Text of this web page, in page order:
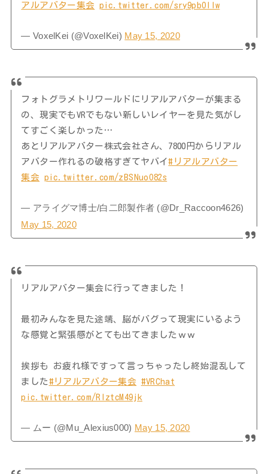
アルアバター集会 pic.twitter.com/sry9pbOlIw
— VoxelKei (@VoxelKei) May 15, 2020
フォトグラメトリワールドにリアルアバターが集まる
の、現実でもVRでもない新しいレイヤーを見た気がし
てすごく楽しかった…
あとリアルアバター株式会社さん、7800円からリアル
アバター作れるの破格すぎてヤバイ#リアルアバター
集会 pic.twitter.com/zBSNuoO82s
— アライグマ博士/白二郎製作者 (@Dr_Raccoon4626)
May 15, 2020
リアルアバター集会に行ってきました！
最初みんなを見た途端、脳がバグって現実にいるよう
な感覚と緊張感がとても出てきましたｗｗ
挨拶も お疲れ様ですって言っちゃったし終始混乱して
ました #リアルアバター集会 #VRChat
pic.twitter.com/RIztcM49jk
— ムー (@Mu_Alexius000) May 15, 2020